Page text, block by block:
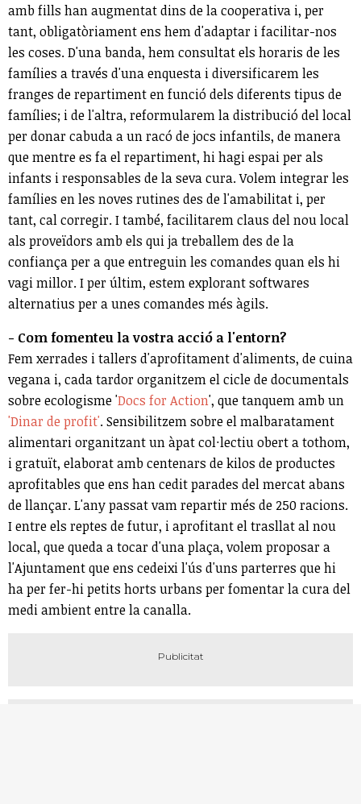
amb fills han augmentat dins de la cooperativa i, per
tant, obligatòriament ens hem d'adaptar i facilitar-nos
les coses. D'una banda, hem consultat els horaris de les
famílies a través d'una enquesta i diversificarem les
franges de repartiment en funció dels diferents tipus de
famílies; i de l'altra, reformularem la distribució del local
per donar cabuda a un racó de jocs infantils, de manera
que mentre es fa el repartiment, hi hagi espai per als
infants i responsables de la seva cura. Volem integrar les
famílies en les noves rutines des de l'amabilitat i, per
tant, cal corregir. I també, facilitarem claus del nou local
als proveïdors amb els qui ja treballem des de la
confiança per a que entreguin les comandes quan els hi
vagi millor. I per últim, estem explorant softwares
alternatius per a unes comandes més àgils.
- Com fomenteu la vostra acció a l'entorn?
Fem xerrades i tallers d'aprofitament d'aliments, de cuina
vegana i, cada tardor organitzem el cicle de documentals
sobre ecologisme 'Docs for Action', que tanquem amb un
'Dinar de profit'. Sensibilitzem sobre el malbaratament
alimentari organitzant un àpat col·lectiu obert a tothom,
i gratuït, elaborat amb centenars de kilos de productes
aprofitables que ens han cedit parades del mercat abans
de llançar. L'any passat vam repartir més de 250 racions.
I entre els reptes de futur, i aprofitant el trasllat al nou
local, que queda a tocar d'una plaça, volem proposar a
l'Ajuntament que ens cedeixi l'ús d'uns parterres que hi
ha per fer-hi petits horts urbans per fomentar la cura del
medi ambient entre la canalla.